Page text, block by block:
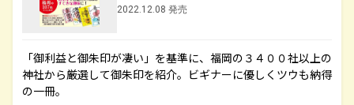
2022.12.08 発売
「御利益と御朱印が凄い」を基準に、福岡の３４００社以上の
神社から厳選して御朱印を紹介。ビギナーに優しくツウも納得
の一冊。